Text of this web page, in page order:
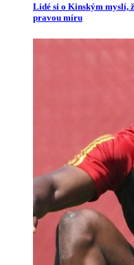
Lidé si o Kinským myslí,
pravou míru